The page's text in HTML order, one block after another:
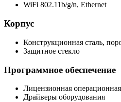
WiFi 802.11b/g/n, Ethernet
Корпус
Конструкционная сталь,
Защитное стекло
Программное обеспечение
Лицензионная
Драйверы оборудования